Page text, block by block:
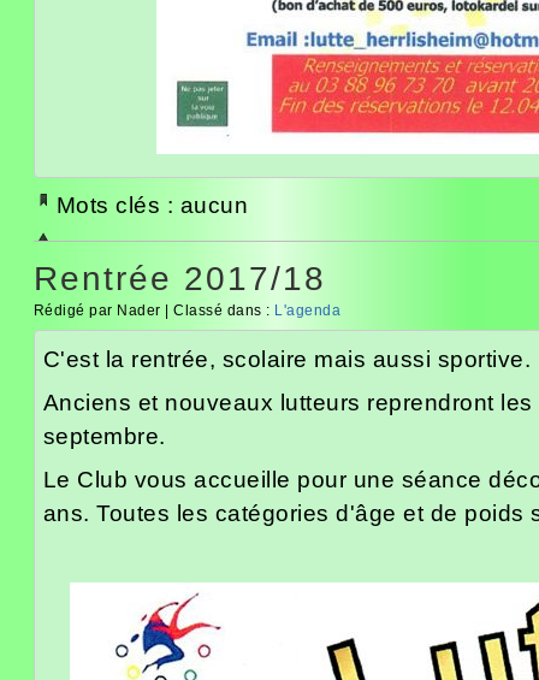
Mots clés : aucun
Rentrée 2017/18
Rédigé par Nader | Classé dans : L'agenda
C'est la rentrée, scolaire mais aussi sportive.
Anciens et nouveaux lutteurs reprendront
septembre.
Le Club vous accueille pour une séance
ans. Toutes les catégories d'âge et de poids